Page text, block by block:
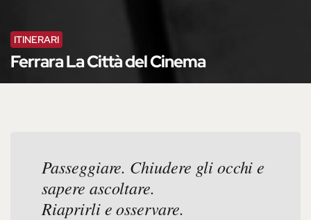
ITINERARI
Ferrara La Città del Cinema
Passeggiare. Chiudere gli occhi e
sapere ascoltare.
Riaprirli e osservare.